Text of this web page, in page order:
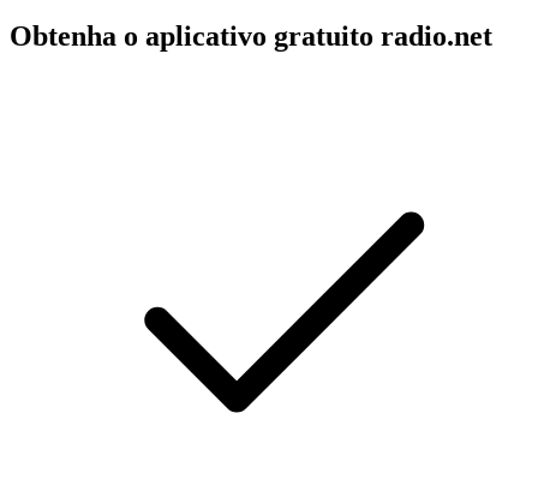
Obtenha o aplicativo gratuito radio.net